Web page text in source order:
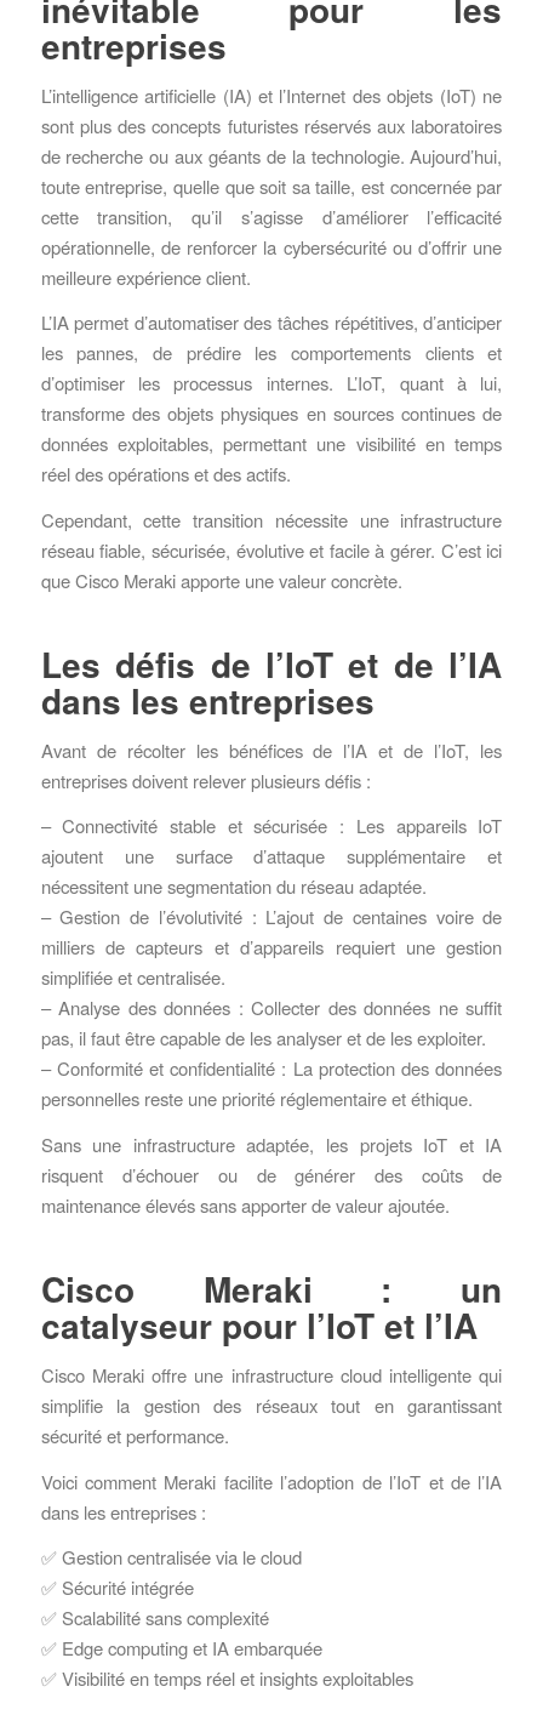
entreprises
L’intelligence artificielle (IA) et l’Internet des objets (IoT) ne
sont plus des concepts futuristes réservés aux laboratoires
de recherche ou aux géants de la technologie. Aujourd’hui,
toute entreprise, quelle que soit sa taille, est concernée par
cette transition, qu’il s’agisse d’améliorer l’efficacité
opérationnelle, de renforcer la cybersécurité ou d’offrir une
meilleure expérience client.
L’IA permet d’automatiser des tâches répétitives, d’anticiper
les pannes, de prédire les comportements clients et
d’optimiser les processus internes. L’IoT, quant à lui,
transforme des objets physiques en sources continues de
données exploitables, permettant une visibilité en temps
réel des opérations et des actifs.
Cependant, cette transition nécessite une infrastructure
réseau fiable, sécurisée, évolutive et facile à gérer. C’est ici
que Cisco Meraki apporte une valeur concrète.
Les défis de l’IoT et de l’IA
dans les entreprises
Avant de récolter les bénéfices de l’IA et de l’IoT, les
entreprises doivent relever plusieurs défis :
– Connectivité stable et sécurisée : Les appareils IoT
ajoutent une surface d’attaque supplémentaire et
nécessitent une segmentation du réseau adaptée.
– Gestion de l’évolutivité : L’ajout de centaines voire de
milliers de capteurs et d’appareils requiert une gestion
simplifiée et centralisée.
– Analyse des données : Collecter des données ne suffit
pas, il faut être capable de les analyser et de les exploiter.
– Conformité et confidentialité : La protection des données
personnelles reste une priorité réglementaire et éthique.
Sans une infrastructure adaptée, les projets IoT et IA
risquent d’échouer ou de générer des coûts de
maintenance élevés sans apporter de valeur ajoutée.
Cisco Meraki : un
catalyseur pour l’IoT et l’IA
Cisco Meraki offre une infrastructure cloud intelligente qui
simplifie la gestion des réseaux tout en garantissant
sécurité et performance.
Voici comment Meraki facilite l’adoption de l’IoT et de l’IA
dans les entreprises :
✅ Gestion centralisée via le cloud
✅ Sécurité intégrée
✅ Scalabilité sans complexité
✅ Edge computing et IA embarquée
✅ Visibilité en temps réel et insights exploitables